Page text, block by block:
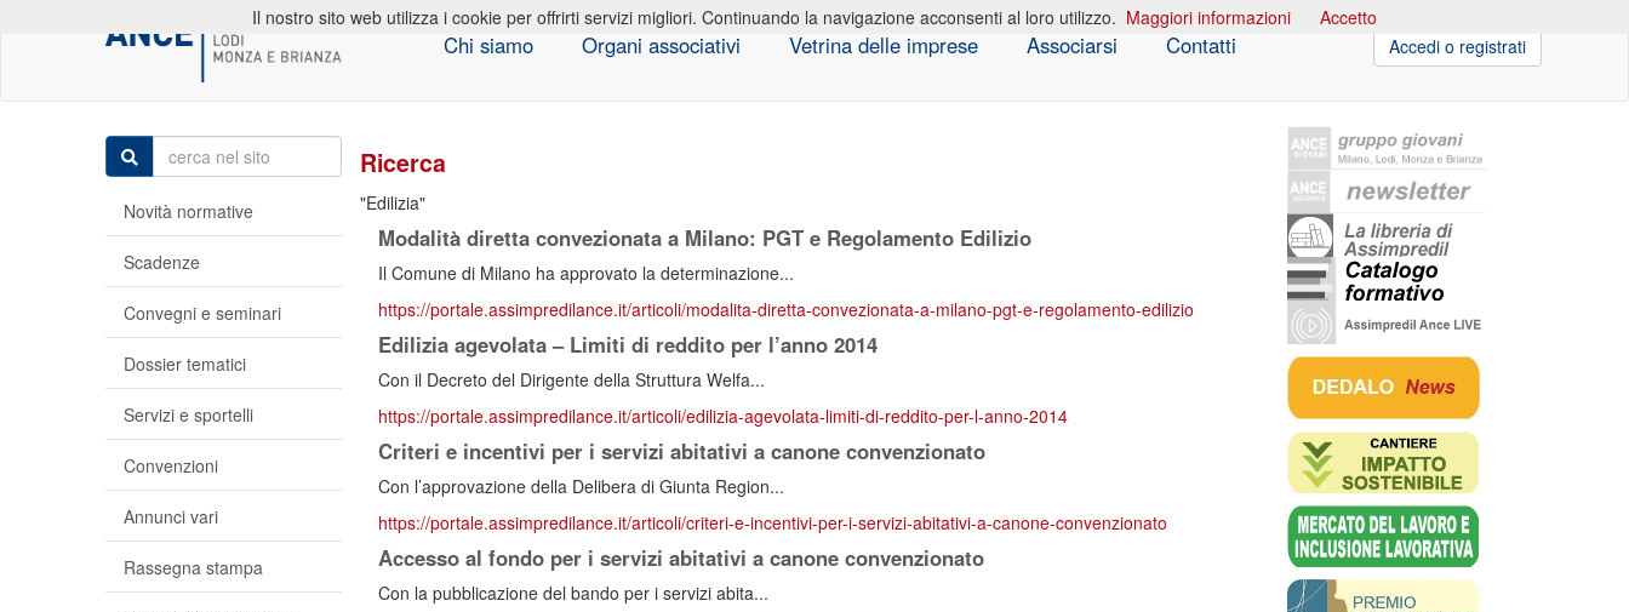
Chi siamo Organi associativi Vetrina delle imprese Associarsi Contatti Accedi o registrati
Ricerca
Edilizia
Modalità diretta convezionata a Milano: PGT e Regolamento Edilizio
Il Comune di Milano ha approvato la determinazione...
https://portale.assimpredilance.it/articoli/modalita-diretta-convezionata-a-milano-pgt-e-regolamento-edilizio
Edilizia agevolata – Limiti di reddito per l’anno 2014
Con il Decreto del Dirigente della Struttura Welfa...
https://portale.assimpredilance.it/articoli/edilizia-agevolata-limiti-di-reddito-per-l-anno-2014
Criteri e incentivi per i servizi abitativi a canone convenzionato
Con l’approvazione della Delibera di Giunta Region...
https://portale.assimpredilance.it/articoli/criteri-e-incentivi-per-i-servizi-abitativi-a-canone-convenzionato
Accesso al fondo per i servizi abitativi a canone convenzionato
Con la pubblicazione del bando per i servizi abita...
Novità normative
Scadenze
Convegni e seminari
Dossier tematici
Servizi e sportelli
Convenzioni
Annunci vari
Rassegna stampa
Il nostro sito web utilizza i cookie per offrirti servizi migliori. Continuando la navigazione acconsenti al loro utilizzo. Maggiori informazioni Accetto